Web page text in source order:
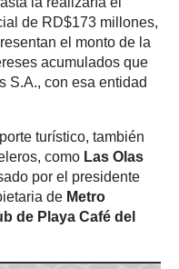
de RD$173 millones,
el monto de la
acumulados que
S.A., con esa entidad
turístico, también
como Las Olas
por el presidente
de Metro
de Playa Café del